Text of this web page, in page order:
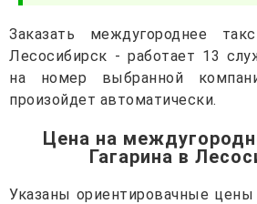
Заказать междугороднее
Лесосибирск - работает 13
на номер выбранной
произойдет автоматически.
Цена на
Гагарина в
Указаны ориентировачные